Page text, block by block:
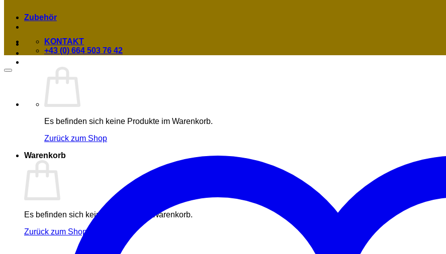
Es befinden sich keine Produkte im Warenkorb.
Zurück zum Shop
Warenkorb
Es befinden sich keine Produkte im Warenkorb.
Zurück zum Shop
Zubehör
KONTAKT
+43 (0) 664 503 76 42